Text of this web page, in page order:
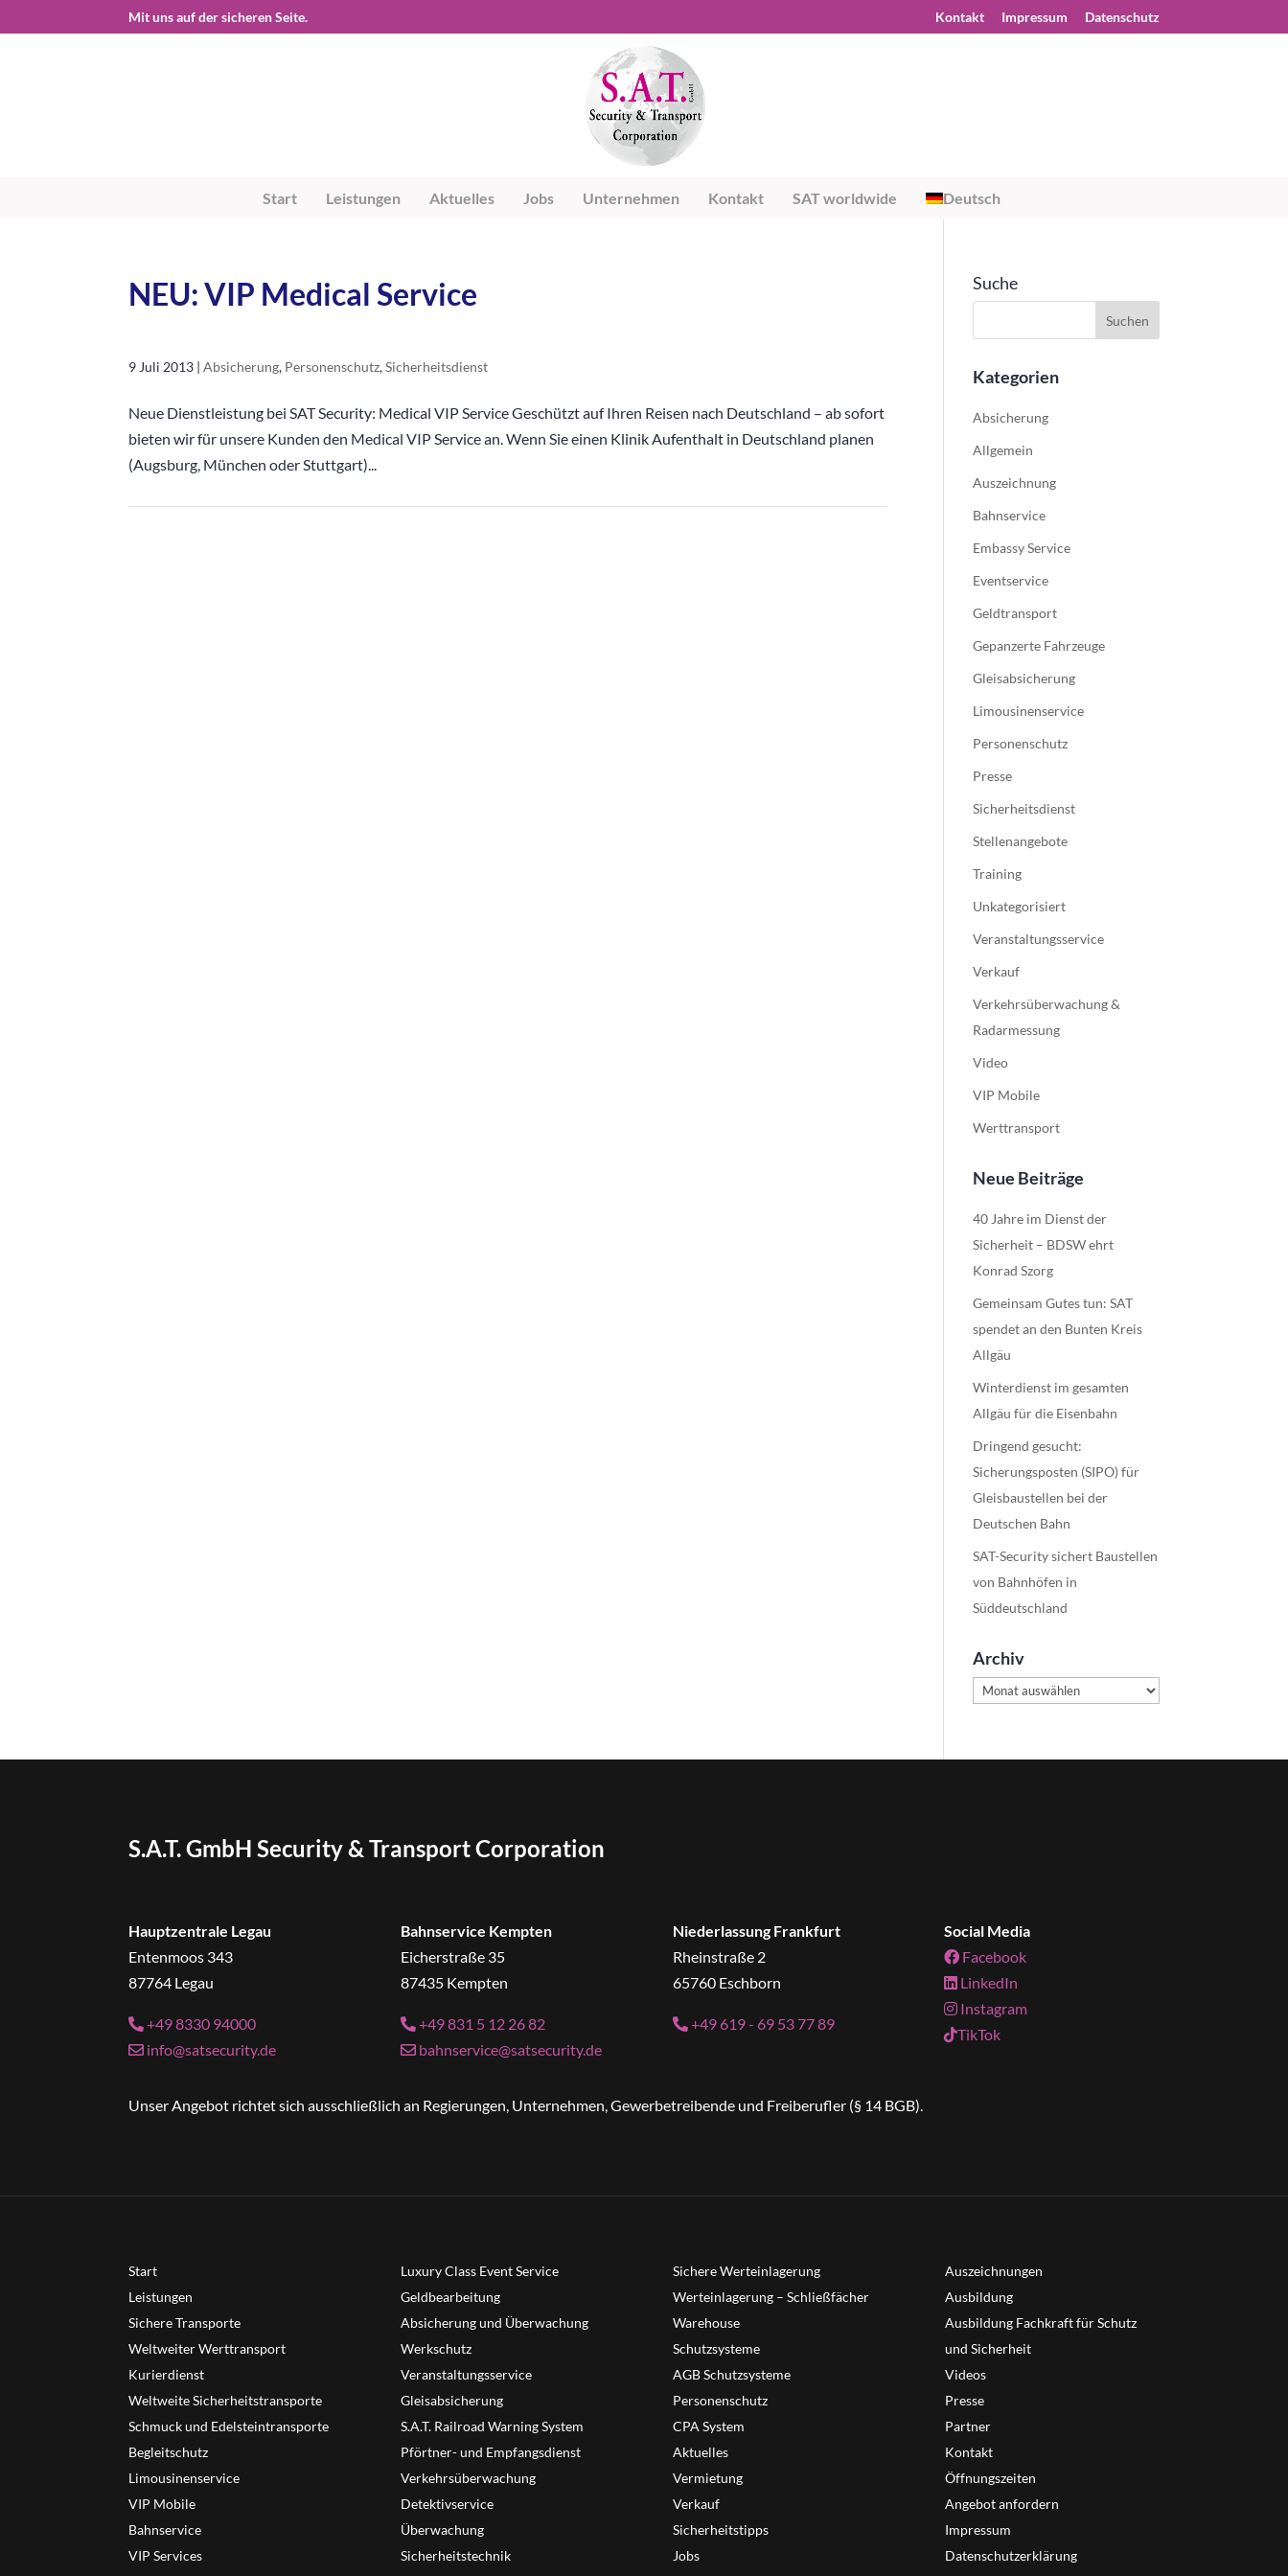
Kontakt Impressum Datenschutz
Start Leistungen Aktuelles Jobs Unternehmen Kontakt SAT worldwide Deutsch
NEU: VIP Medical Service
9 Juli 2013 |Absicherung, Personenschutz,Sicherheitsdienst
Neue Dienstleistung bei SAT Security: Medical VIP Service Geschützt auf Ihren Reisen nach Deutschland – ab sofort
bieten wir für unsere Kunden den Medical VIP Service an. Wenn Sie einen Klinik Aufenthalt in Deutschland planen
(Augsburg, München oder Stuttgart)...
Suche
Kategorien
Absicherung
Allgemein
Auszeichnung
Bahnservice
Embassy Service
Eventservice
Geldtransport
Gepanzerte Fahrzeuge
Gleisabsicherung
Limousinenservice
Personenschutz
Presse
Sicherheitsdienst
Stellenangebote
Training
Unkategorisiert
Veranstaltungsservice
Verkauf
Verkehrsüberwachung &
Radarmessung
Video
VIP Mobile
Werttransport
Neue Beiträge
40 Jahre im Dienst der
Sicherheit – BDSW ehrt
Konrad Szorg
Gemeinsam Gutes tun: SAT
spendet an den Bunten Kreis
Allgäu
Winterdienst im gesamten
Allgäu für die Eisenbahn
Dringend gesucht:
Sicherungsposten (SIPO) für
Gleisbaustellen bei der
Deutschen Bahn
SAT-Security sichert Baustellen
von Bahnhöfen in
Süddeutschland
Archiv
Archiv
S.A.T. GmbH Security & Transport Corporation
Hauptzentrale Legau
Entenmoos 343
87764 Legau
+49 8330 94000
info@satsecurity.de
Bahnservice Kempten
Eicherstraße 35
87435 Kempten
+49 831 5 12 26 82
bahnservice@satsecurity.de
Niederlassung Frankfurt
Rheinstraße 2
65760 Eschborn
+49 619 - 69 53 77 89
Social Media
Facebook
LinkedIn
Instagram
TikTok
Unser Angebot richtet sich ausschließlich an Regierungen, Unternehmen, Gewerbetreibende und Freiberufler (§ 14 BGB).
Start
Leistungen
Sichere Transporte
Weltweiter Werttransport
Kurierdienst
Weltweite Sicherheitstransporte
Schmuck und Edelsteintransporte
Begleitschutz
Limousinenservice
VIP Mobile
Bahnservice
VIP Services
Luxury Class Event Service
Geldbearbeitung
Absicherung und Überwachung
Werkschutz
Veranstaltungsservice
Gleisabsicherung
S.A.T. Railroad Warning System
Pförtner- und Empfangsdienst
Verkehrsüberwachung
Detektivservice
Überwachung
Sicherheitstechnik
Sichere Werteinlagerung
Werteinlagerung – Schließfächer
Warehouse
Schutzsysteme
AGB Schutzsysteme
Personenschutz
CPA System
Aktuelles
Vermietung
Verkauf
Sicherheitstipps
Jobs
Auszeichnungen
Ausbildung
Ausbildung Fachkraft für Schutz
und Sicherheit
Videos
Presse
Partner
Kontakt
Öffnungszeiten
Angebot anfordern
Impressum
Datenschutzerklärung